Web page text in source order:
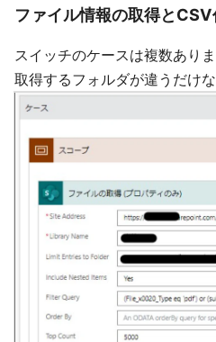
ファイル情報の取得と
スイッチのケースは複数あり
取得するフォルダが違うだけな